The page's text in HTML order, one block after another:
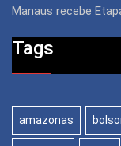
Manaus recebe
Tags
amazonas